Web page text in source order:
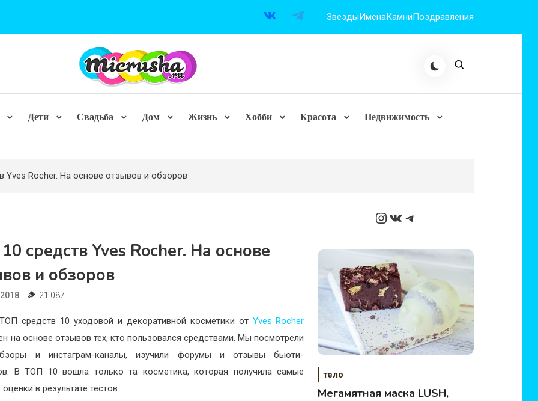
ЗвездыИменаКамниПоздравления
Дети Свадьба Дом Жизнь Хобби Красота Недвижимость
Yves Rocher. На основе отзывов и обзоров
средств Yves Rocher. На основе
и обзоров
21 087
средств 10 уходовой и декоративной косметики от Yves Rocher
на основе отзывов тех, кто пользовался средствами. Мы посмотрели
и инстаграм-каналы, изучили форумы и отзывы бьюти-
В ТОП 10 вошла только та косметика, которая получила самые
в результате тестов.
Instagram
ВКонтакте
Telegram
тело
Мегамятная маска LUSH,